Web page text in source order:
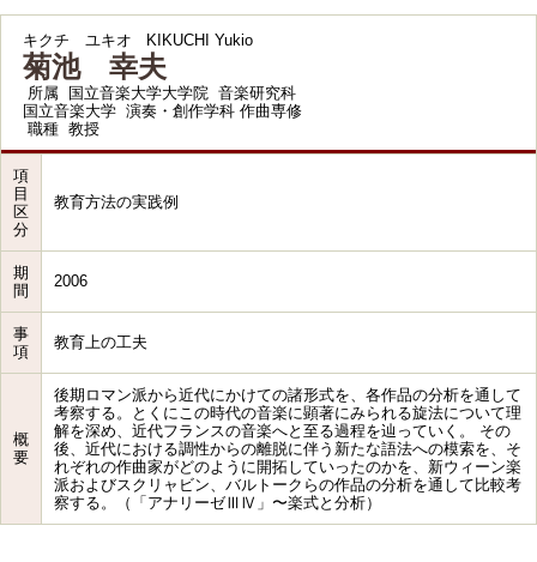
キクチ ユキオ KIKUCHI Yukio
菊池 幸夫
所属
国立音楽大学大学院 音楽研究科
国立音楽大学 演奏・創作学科 作曲専修
職種 教授
項
目
区
分
教育方法の実践例
期
間
2006
事
項
教育上の工夫
概
要
後期ロマン派から近代にかけての諸形式を、各作品の分析を通して
考察する。とくにこの時代の音楽に顕著にみられる旋法について理
解を深め、近代フランスの音楽へと至る過程を辿っていく。 その
後、近代における調性からの離脱に伴う新たな語法への模索を、そ
れぞれの作曲家がどのように開拓していったのかを、新ウィーン楽
派およびスクリャビン、バルトークらの作品の分析を通して比較考
察する。（「アナリーゼⅢⅣ」〜楽式と分析）